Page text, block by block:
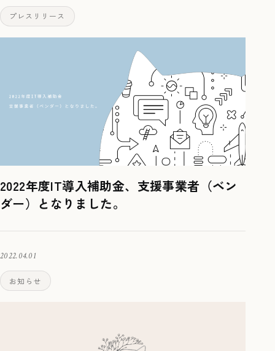
プレスリリース
2022年度IT導入補助金、支援事業者（ベン
ダー）となりました。
2022.04.01
お知らせ